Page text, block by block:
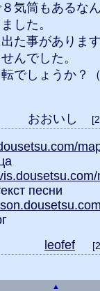
気筒もあるな
した。
た事がありま
んでした。
でしょうか？
おおいし
песни
leofef
▲